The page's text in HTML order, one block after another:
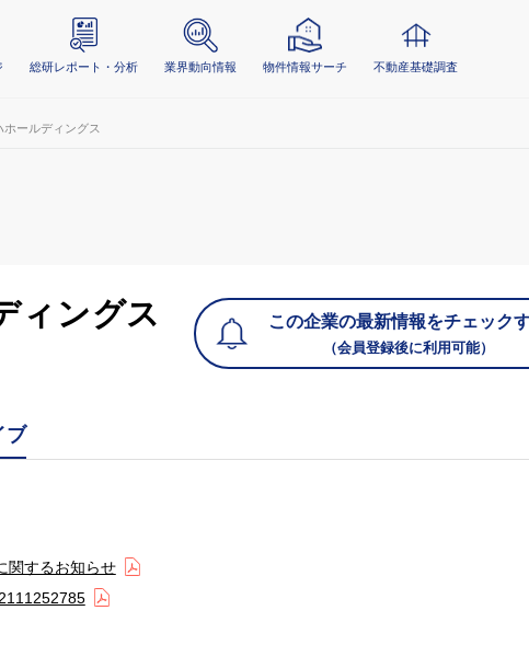
総研レポート・分析 業界動向情報 物件情報サーチ 不動産基礎調査
ールディングス
ィングス この企業の最新情報をチェック
（会員登録後に利用可能）
ブ
関するお知らせ